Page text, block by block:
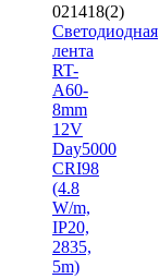
021418(2)
Светодиодная
лента
RT-
A60-
8mm
12V
Day5000
CRI98
(4.8
W/m,
IP20,
2835,
5m)